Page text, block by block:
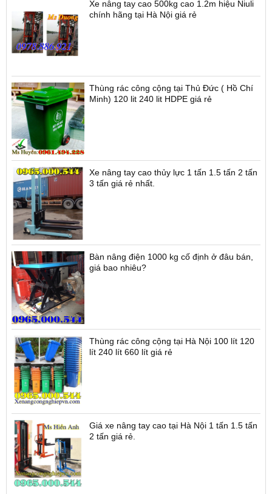
Xe nâng tay cao 500kg cao 1.2m hiệu Niuli
chính hãng tại Hà Nội giá rẻ
Thùng rác công cộng tại Thủ Đức ( Hồ Chí
Minh) 120 lit 240 lit HDPE giá rẻ
Xe nâng tay cao thủy lực 1 tấn 1.5 tấn 2 tấn
3 tấn giá rẻ nhất.
Bàn nâng điện 1000 kg cố định ở đâu bán,
giá bao nhiêu?
Thùng rác công cộng tại Hà Nội 100 lít 120
lít 240 lít 660 lít giá rẻ
Giá xe nâng tay cao tại Hà Nội 1 tấn 1.5 tấn
2 tấn giá rẻ.